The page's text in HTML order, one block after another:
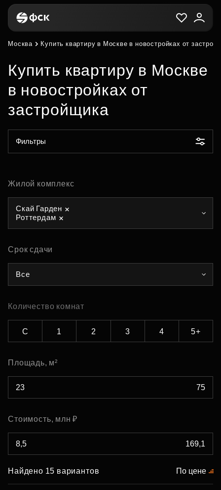
Москва Купить квартиру в Москве в новостройках от
Купить квартиру в Москве
в новостройках от
застройщика
Фильтры
Жилой комплекс
Скай Гарден
Роттердам
Срок сдачи
Все
Количество комнат
С 1 2 3 4 5+
Площадь, м²
Стоимость, млн ₽
Найдено 15 вариантов По цене